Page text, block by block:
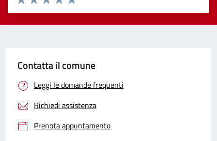
Valuta 5 stelle su 5
Valuta 4 stelle su 5
Valuta 3 stelle su 5
Valuta 2 stelle su 5
Valuta 1 stelle su 5
Contatta il comune
Leggi le domande frequenti
Richiedi assistenza
Prenota appuntamento